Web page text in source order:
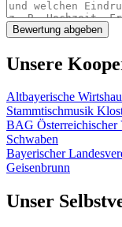
Unsere
Altbayerische
Stammtischmusik
BAG Österreichischer
Schwaben
Bayerischer
Geisenbrunn
Unser